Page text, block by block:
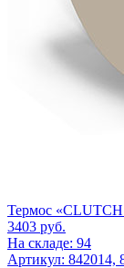
Термос
3403 руб.
На складе: 94
Артикул: 842014,